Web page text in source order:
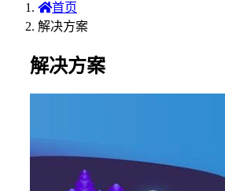
首页
解决方案
解决方案